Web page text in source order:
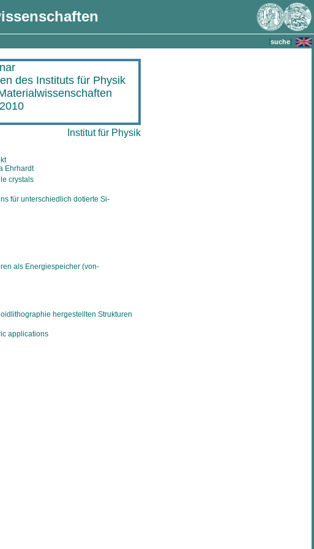
[suche]
des Instituts für Physik
Institut für Physik
Ehrhardt
crystals
für unterschiedlich dotierte Si-
als Energiespeicher (von-
hergestellten Strukturen
applications